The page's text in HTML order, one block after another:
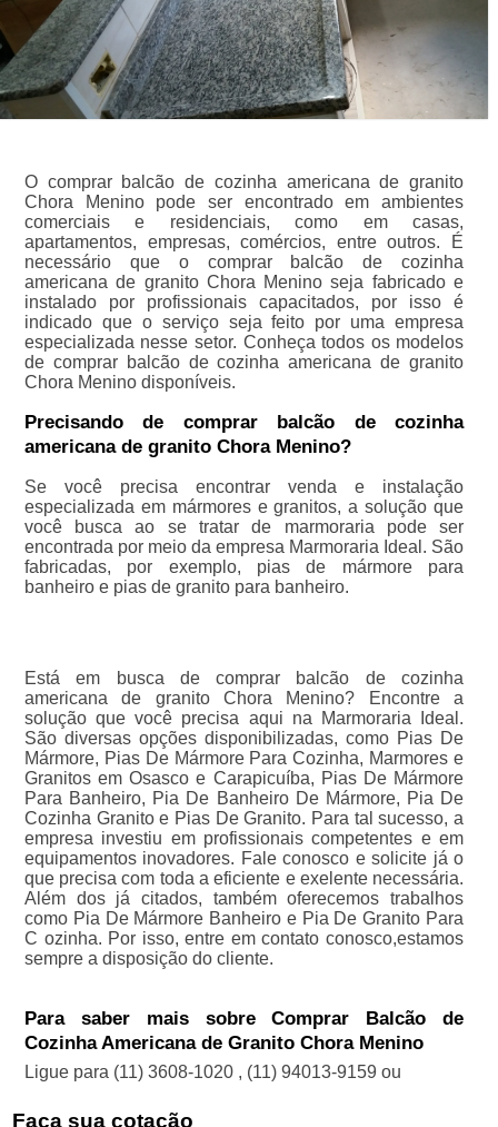
O comprar balcão de cozinha americana de granito
Chora Menino pode ser encontrado em ambientes
comerciais e residenciais, como em casas,
apartamentos, empresas, comércios, entre outros. É
necessário que o comprar balcão de cozinha
americana de granito Chora Menino seja fabricado e
instalado por profissionais capacitados, por isso é
indicado que o serviço seja feito por uma empresa
especializada nesse setor. Conheça todos os modelos
de comprar balcão de cozinha americana de granito
Chora Menino disponíveis.
Precisando de comprar balcão de cozinha
americana de granito Chora Menino?
Se você precisa encontrar venda e instalação
especializada em mármores e granitos, a solução que
você busca ao se tratar de marmoraria pode ser
encontrada por meio da empresa Marmoraria Ideal. São
fabricadas, por exemplo, pias de mármore para
banheiro e pias de granito para banheiro.
Está em busca de comprar balcão de cozinha
americana de granito Chora Menino? Encontre a
solução que você precisa aqui na Marmoraria Ideal.
São diversas opções disponibilizadas, como Pias De
Mármore, Pias De Mármore Para Cozinha, Marmores e
Granitos em Osasco e Carapicuíba, Pias De Mármore
Para Banheiro, Pia De Banheiro De Mármore, Pia De
Cozinha Granito e Pias De Granito. Para tal sucesso, a
empresa investiu em profissionais competentes e em
equipamentos inovadores. Fale conosco e solicite já o
que precisa com toda a eficiente e exelente necessária.
Além dos já citados, também oferecemos trabalhos
como Pia De Mármore Banheiro e Pia De Granito Para
C ozinha. Por isso, entre em contato conosco,estamos
sempre a disposição do cliente.
Para saber mais sobre Comprar Balcão de
Cozinha Americana de Granito Chora Menino
Ligue para (11) 3608-1020 , (11) 94013-9159 ou
Faça sua cotação